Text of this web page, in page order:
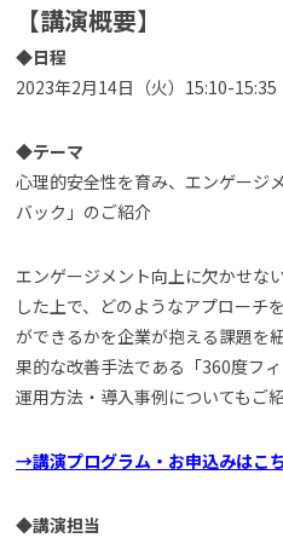
【講演概要】
◆日程
2023年2月14日（火）15:10-
◆テーマ
心理的安全性を育み、エンゲージ
バック」のご紹介
エンゲージメント向上に欠かせな
した上で、どのようなアプローチ
ができるかを企業が抱える課題を
果的な改善手法である「360度フ
運用方法・導入事例についてもご紹
→講演プログラム・お申込みはこ
◆講演担当